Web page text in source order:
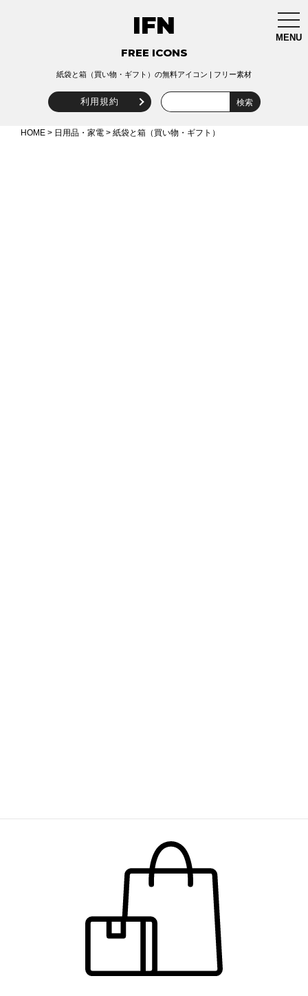
MENU
IFN
FREE ICONS
紙袋と箱（買い物・ギフト）の無料アイコン | フリー素材
利用規約
HOME > 日用品・家電 > 紙袋と箱（買い物・ギフト）